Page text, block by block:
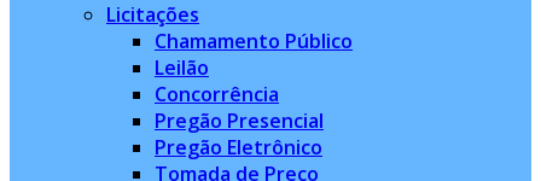
Licitações
Chamamento Público
Leilão
Concorrência
Pregão Presencial
Pregão Eletrônico
Tomada de Preço